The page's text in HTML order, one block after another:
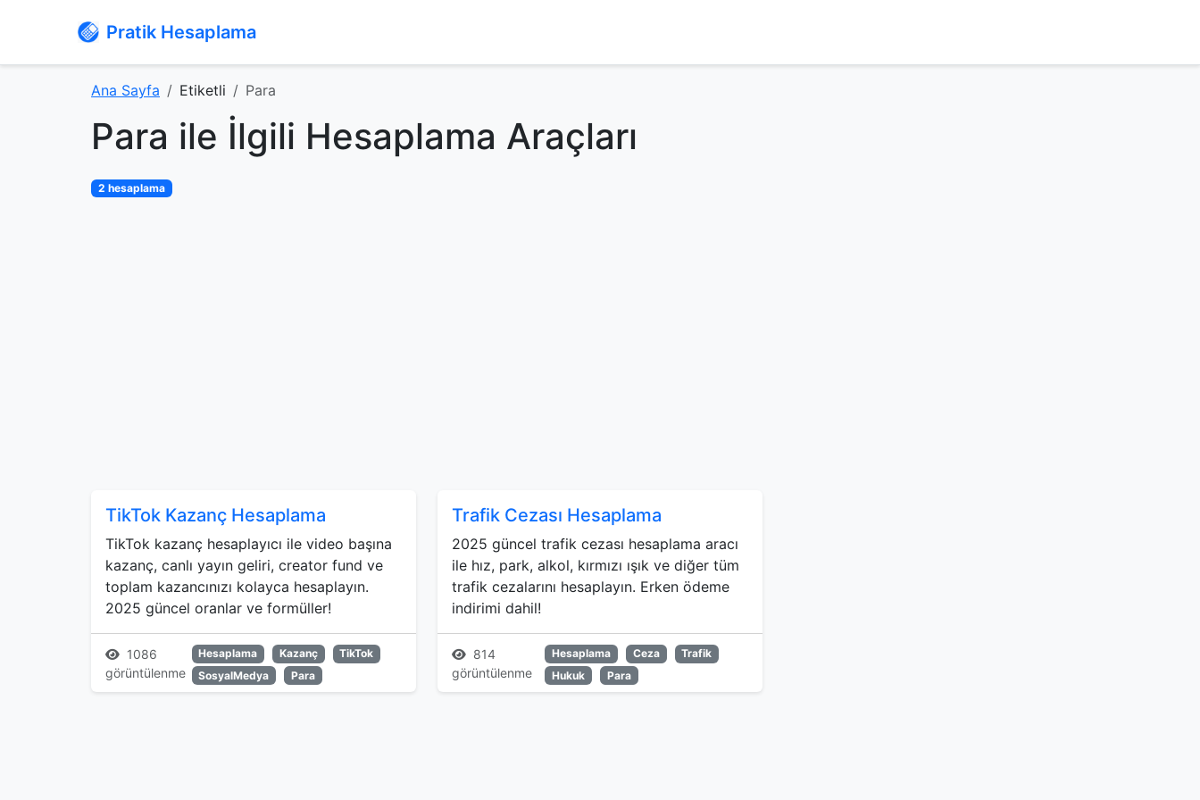
Pratik Hesaplama
Ana Sayfa Etiketli Para
Para ile İlgili Hesaplama Araçları
2 hesaplama
TikTok Kazanç Hesaplama
TikTok kazanç hesaplayıcı ile video başına
kazanç, canlı yayın geliri, creator fund ve
toplam kazancınızı kolayca hesaplayın.
2025 güncel oranlar ve formüller!
1086
görüntülenme
Hesaplama Kazanç
TikTok
SosyalMedya
Para
Trafik Cezası Hesaplama
2025 güncel trafik cezası hesaplama aracı
ile hız, park, alkol, kırmızı ışık ve diğer tüm
trafik cezalarını hesaplayın. Erken ödeme
indirimi dahil!
814
görüntülenme
Hesaplama Ceza
Trafik
Hukuk
Para